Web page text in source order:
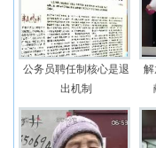
公务员聘任制核心是退
出机制